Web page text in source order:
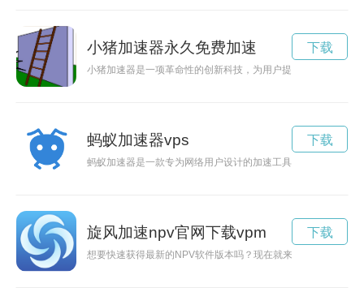
小猪加速器永久免费加速
小猪加速器是一项革命性的创新科技，为用户提供更快速的上
下载
蚂蚁加速器vps
蚂蚁加速器是一款专为网络用户设计的加速工具，能够提升网
下载
旋风加速npv官网下载vpm
想要快速获得最新的NPV软件版本吗？现在就来体验旋风加速
下载